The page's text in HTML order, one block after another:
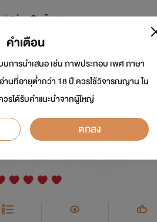
สต์ ค้นหา
ราย
:Nanstory_ นักวาด: คนวาดสีเทา
คำเตือน
บการนำเสนอ เช่น ภาพประกอบ เพศ ภาษา
านที่อายุต่ำกว่า 18 ปี ควรใช้วิจารณญาน ใน
รได้รับคำแนะนำจากผู้ใหญ่
ตกลง